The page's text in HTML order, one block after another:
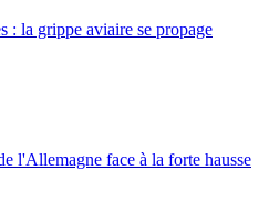
: la grippe aviaire se propage
l'Allemagne face à la forte hausse